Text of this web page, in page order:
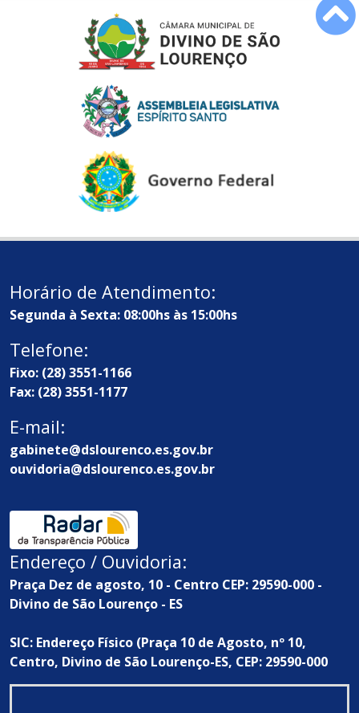
Horário de Atendimento:
Segunda à Sexta: 08:00hs às 15:00hs
Telefone:
Fixo: (28) 3551-1166
Fax: (28) 3551-1177
E-mail:
gabinete@dslourenco.es.gov.br
ouvidoria@dslourenco.es.gov.br
Endereço / Ouvidoria:
Praça Dez de agosto, 10 - Centro CEP: 29590-000 -
Divino de São Lourenço - ES
SIC: Endereço Físico (Praça 10 de Agosto, nº 10,
Centro, Divino de São Lourenço-ES, CEP: 29590-000